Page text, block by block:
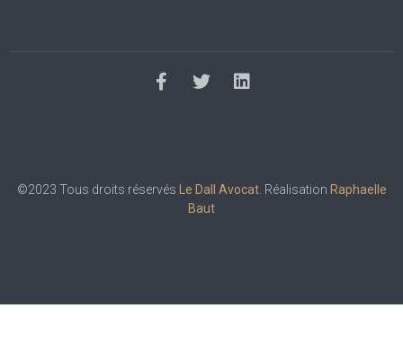
©2023 Tous droits réservés Le Dall Avocat. Réalisation Raphaelle
Baut